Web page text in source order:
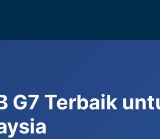
G7 Terbaik